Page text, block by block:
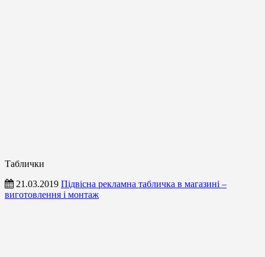
Таблички
21.03.2019 Підвісна рекламна табличка в магазині –
виготовлення і монтаж